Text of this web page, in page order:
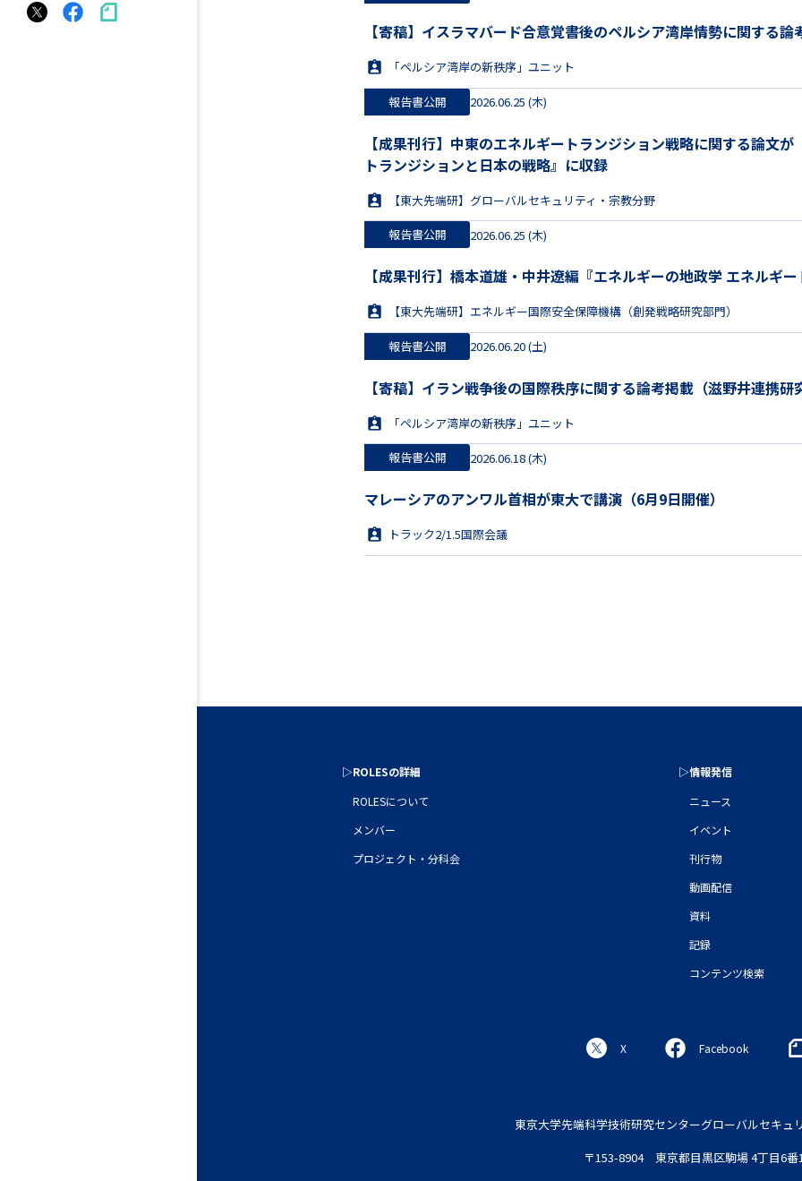
【寄稿】イスラマバード合意覚書後のペルシア湾岸情勢に関する論
「ペルシア湾岸の新秩序」ユニット
報告書公開 2026.06.25 (木)
【成果刊行】中東のエネルギートランジション戦略に関する論文
トランジションと日本の戦略』に収録
【東大先端研】グローバルセキュリティ・宗教分野
報告書公開 2026.06.25 (木)
【成果刊行】橋本道雄・中井遼編『エネルギーの地政学 エネルギ
【東大先端研】エネルギー国際安全保障機構（創発戦略研究部門）
報告書公開 2026.06.20 (土)
【寄稿】イラン戦争後の国際秩序に関する論考掲載（滋野井連携研
「ペルシア湾岸の新秩序」ユニット
報告書公開 2026.06.18 (木)
マレーシアのアンワル首相が東大で講演（6月9日開催）
トラック2/1.5国際会議
▷ROLESの詳細
ROLESについて
メンバー
プロジェクト・分科会
▷情報発信
ニュース
イベント
刊行物
動画配信
資料
記録
コンテンツ検索
X Facebook
東京大学先端科学技術研究センターグローバルセキュ
〒153-8904 東京都目黒区駒場 4丁目6番